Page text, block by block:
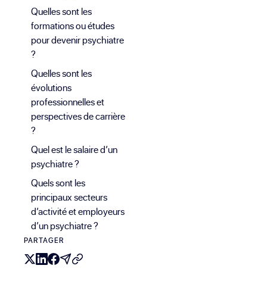
Quelles sont les
formations ou études
pour devenir psychiatre
?
Quelles sont les
évolutions
professionnelles et
perspectives de carrière
?
Quel est le salaire d’un
psychiatre ?
Quels sont les
principaux secteurs
d’activité et employeurs
d’un psychiatre ?
PARTAGER